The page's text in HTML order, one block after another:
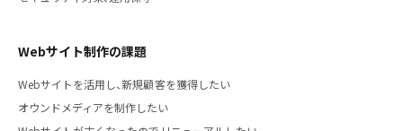
Webサイト制作の課題
Webサイトを活用し、新規顧客を獲得したい
オウンドメディアを制作したい